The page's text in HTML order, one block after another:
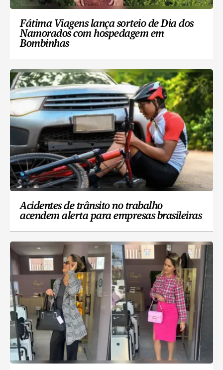
Fátima Viagens lança sorteio de Dia dos
Namorados com hospedagem em
Bombinhas
Acidentes de trânsito no trabalho
acendem alerta para empresas brasileiras